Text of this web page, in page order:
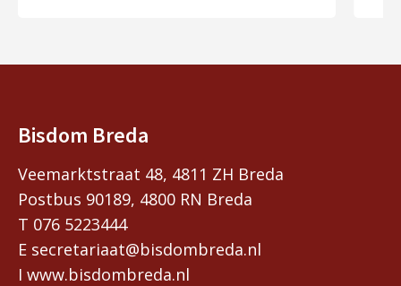
Bisdom Breda
Veemarktstraat 48, 4811 ZH Breda
Postbus 90189, 4800 RN Breda
T 076 5223444
E secretariaat@bisdombreda.nl
I www.bisdombreda.nl